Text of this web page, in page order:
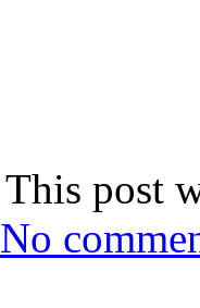
This post
No